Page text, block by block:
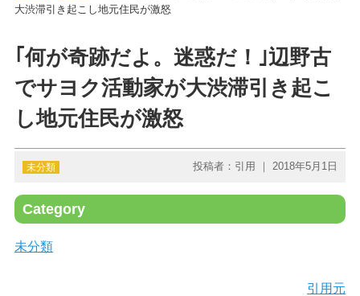
お問い合わせ
大渋滞引き起こし地元住民が激怒
｢何が奇跡だよ。迷惑だ！｣辺野古
でサヨク活動家が大渋滞引き起こ
し地元住民が激怒
未分類 投稿者：引用 ｜ 2018年5月1日
Category
未分類
引用元